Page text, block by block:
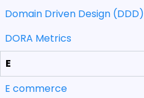
Domain Driven Design (DDD)
DORA Metrics
E
E commerce